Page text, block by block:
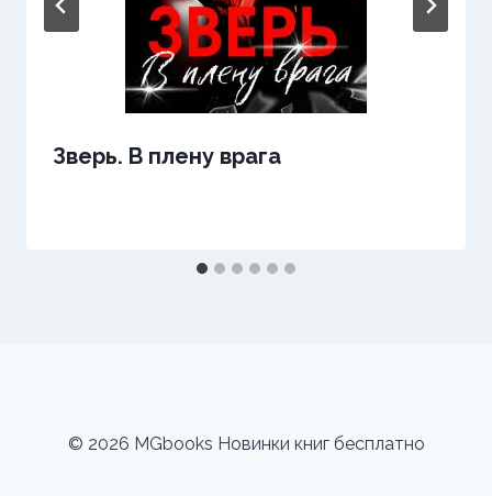
Зверь. В плену врага
© 2026 MGbooks Новинки книг бесплатно